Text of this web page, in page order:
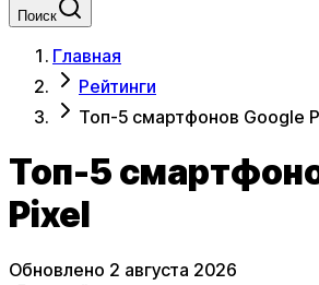
Поиск
Главная
Рейтинги
Топ-5 смартфонов Google
Топ-5
Pixel
Обновлено 2 августа 2026